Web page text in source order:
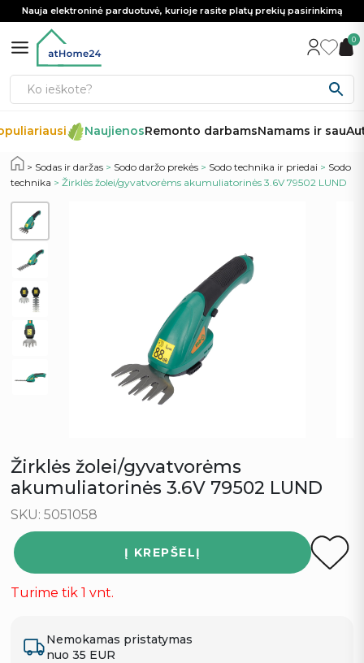
Nauja elektroninė parduotuvė, kurioje rasite platų prekių pasirinkimą
0
NaujienosRemonto darbamsNamams ir sau
Sodas ir daržas > Sodo daržo prekės > Sodo technika ir priedai > Sodo
technika > Žirklės žolei/gyvatvorėms akumuliatorinės 3.6V 79502 LUND
Žirklės žolei/gyvatvorėms
akumuliatorinės 3.6V 79502 LUND
SKU: 5051058
Į KREPŠELĮ
Turime tik 1 vnt.
Nemokamas pristatymas
nuo 35 EUR